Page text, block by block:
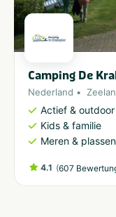
Camping De
Nederland
Actief & outdoor
Kids & familie
Meren & plassen
4.1 (607